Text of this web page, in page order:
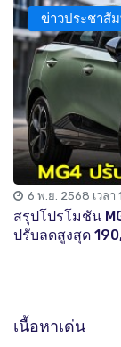
ข่าวประชาสั
6 พ.ย. 2568 เวลา
สรุปโปรโมชัน
ปรับลดสูงสุด
เนื้อหาเด่น